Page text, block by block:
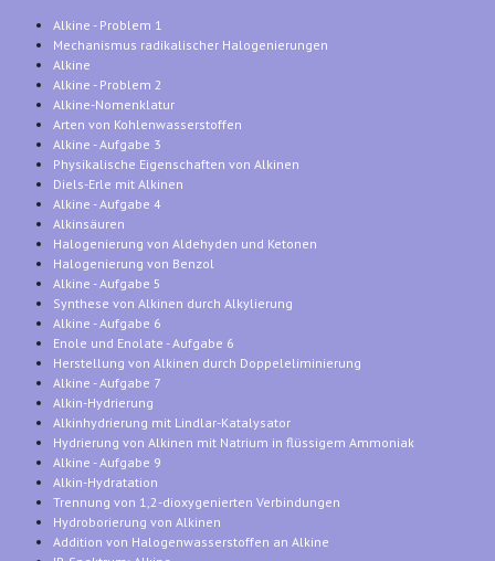
Alkine - Problem 1
Mechanismus radikalischer Halogenierungen
Alkine
Alkine - Problem 2
Alkine-Nomenklatur
Arten von Kohlenwasserstoffen
Alkine - Aufgabe 3
Physikalische Eigenschaften von Alkinen
Diels-Erle mit Alkinen
Alkine - Aufgabe 4
Alkinsäuren
Halogenierung von Aldehyden und Ketonen
Halogenierung von Benzol
Alkine - Aufgabe 5
Synthese von Alkinen durch Alkylierung
Alkine - Aufgabe 6
Enole und Enolate - Aufgabe 6
Herstellung von Alkinen durch Doppeleliminierung
Alkine - Aufgabe 7
Alkin-Hydrierung
Alkinhydrierung mit Lindlar-Katalysator
Hydrierung von Alkinen mit Natrium in flüssigem Ammoniak
Alkine - Aufgabe 9
Alkin-Hydratation
Trennung von 1,2-dioxygenierten Verbindungen
Hydroborierung von Alkinen
Addition von Halogenwasserstoffen an Alkine